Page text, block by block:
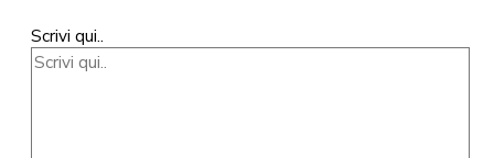
Scrivi qui..